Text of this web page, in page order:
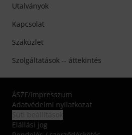
Utalványok
Kapcsolat
Szaküzlet
Szolgáltatások -- áttekintés
ÁSZF/Impresszum
Adatvédelmi nyilatkozat
Elállási jog